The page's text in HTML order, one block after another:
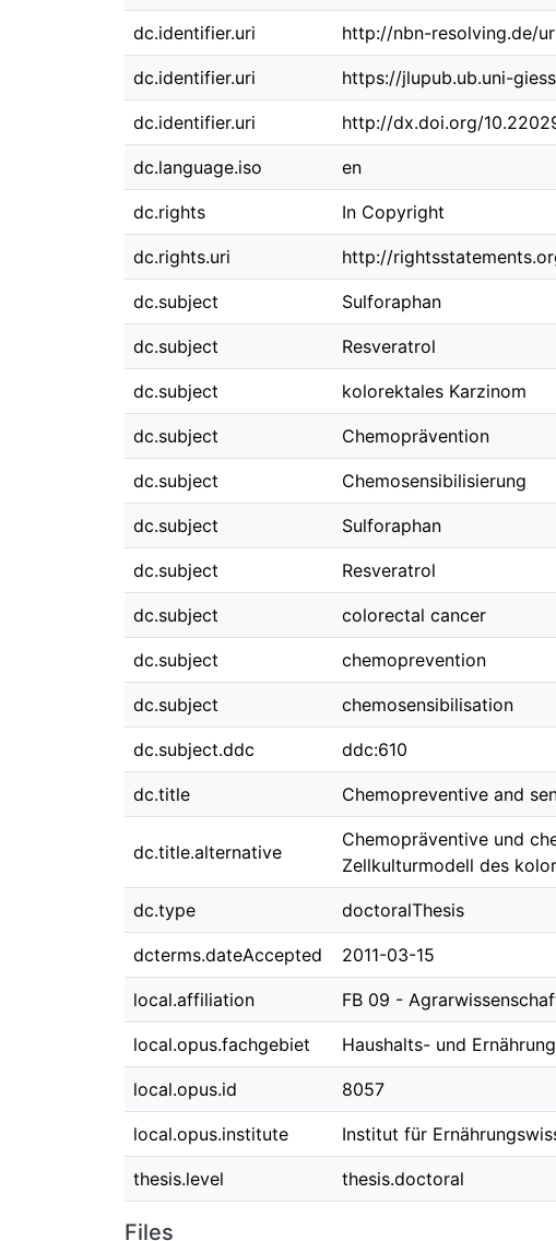
dc.identifier.uri http://nbn-resolving.de/
dc.identifier.uri https://jlupub.ub.uni-
dc.identifier.uri http://dx.doi.org/
dc.language.iso en
dc.rights In Copyright
dc.rights.uri http://
dc.subject Sulforaphan
dc.subject Resveratrol
dc.subject kolorektales Karzinom
dc.subject Chemoprävention
dc.subject Chemosensibilisierung
dc.subject Sulforaphan
dc.subject Resveratrol
dc.subject colorectal cancer
dc.subject chemoprevention
dc.subject chemosensibilisation
dc.subject.ddc ddc:610
dc.title Chemopreventive and
dc.title.alternative
Chemopräventive und
Zellkulturmodell des
dc.type doctoralThesis
dcterms.dateAccepted 2011-03-15
local.affiliation FB 09 -
local.opus.fachgebiet Haushalts- und
local.opus.id 8057
local.opus.institute Institut für
thesis.level thesis.doctoral
Files